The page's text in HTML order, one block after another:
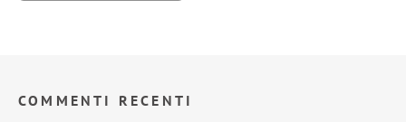
COMMENTI RECENTI